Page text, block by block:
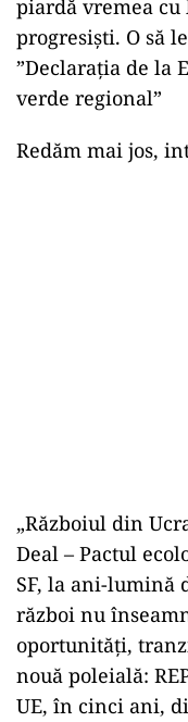
piardă vremea
progresiști. O să
”Declarația de la
verde regional”
Redăm mai jos,
„Războiul din
Deal – Pactul
SF, la ani-lumină
război nu
oportunități,
nouă poleială:
UE, în cinci ani,